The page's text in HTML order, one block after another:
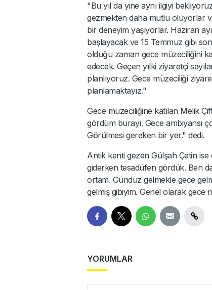
"Bu yıl da yine aynı ilgiyi
gezmekten daha mutlu oluyorlar ve
bir deneyim yaşıyorlar. Haziran
başlayacak ve 15 Temmuz gibi
olduğu zaman gece müzeciliğini
edecek. Geçen yılki ziyaretçi
planlıyoruz. Gece müzeciliği
planlamaktayız."
Gece müzeciliğine katılan Melik
gördüm burayı. Gece ambiyansı
Görülmesi gereken bir yer." dedi.
Antik kenti gezen Gülşah Çetin
giderken tesadüfen gördük. Ben
ortam. Gündüz gelmekle gece
gelmiş gibiyim. Genel olarak gece
YORUMLAR